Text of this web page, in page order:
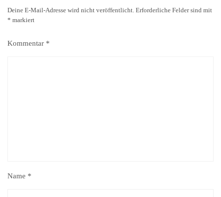
Deine E-Mail-Adresse wird nicht veröffentlicht. Erforderliche Felder sind mit
* markiert
Kommentar *
Name *